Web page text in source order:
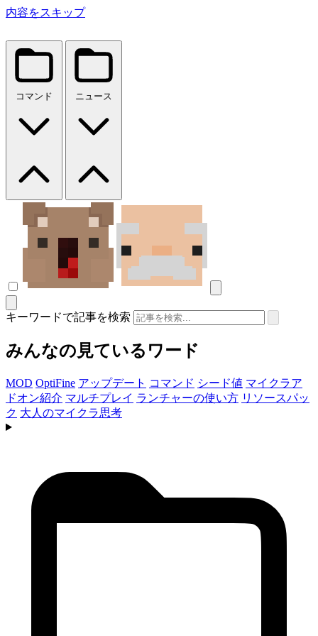
内容をスキップ
コマンド ニュース
キーワードで記事を検索
みんなの見ているワード
MOD OptiFine アップデート コマンド シード値 マイクラア
ドオン紹介 マルチプレイ ランチャーの使い方 リソースパッ
ク 大人のマイクラ思考